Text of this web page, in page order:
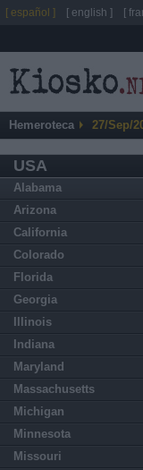
Hemeroteca 27/Sep/
USA
Alabama
Arizona
California
Colorado
Florida
Georgia
Illinois
Indiana
Maryland
Massachusetts
Michigan
Minnesota
Missouri
[ español ] [ english ] [